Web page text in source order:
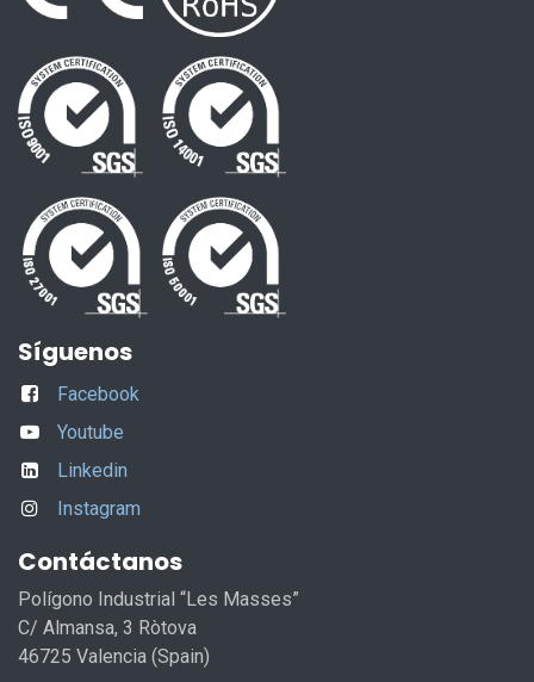
Síguenos
Facebook
Youtube
Linkedin
Instagram
Contáctanos
Polígono Industrial “Les Masses”
C/ Almansa, 3 Ròtova
46725 Valencia (Spain)